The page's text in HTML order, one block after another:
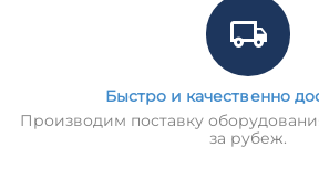
Быстро и качественно
Производим поставку
за рубеж.